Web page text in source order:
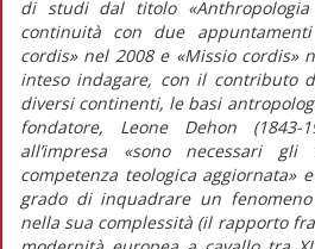
di studi dal titolo «Anthropologia
continuità con due appuntamenti
cordis» nel 2008 e «Missio cordis»
inteso indagare, con il contributo
diversi continenti, le basi
fondatore, Leone Dehon (1843-
all’impresa «sono necessari
competenza teologica aggiornata»
grado di inquadrare un
nella sua complessità (il rapporto